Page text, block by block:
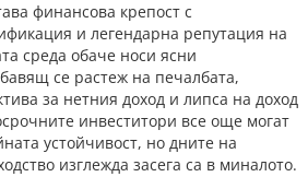
финансова крепост с
и легендарна репутация на
среда обаче носи ясни
се растеж на печалбата,
за нетния доход и липса на доход
инвеститори все още могат
устойчивост, но дните на
изглежда засега са в миналото.